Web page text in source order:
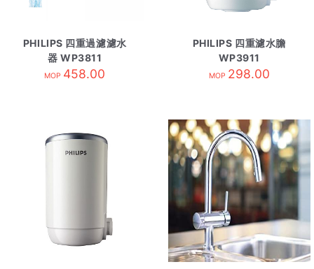
PHILIPS 四重過濾濾水
器 WP3811
MOP 458.00
PHILIPS 四重濾水膽
WP3911
MOP 298.00